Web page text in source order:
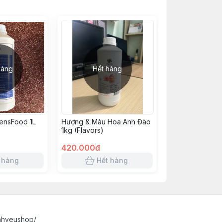
1L
hàng
Hết hàng
Hương & Màu Hoa Anh Đào
1kg (Flavors)
420.000đ
Hết hàng